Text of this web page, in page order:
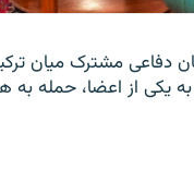
دفاعی مشترک میان